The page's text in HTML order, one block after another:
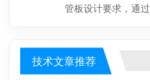
管板设计要求，通
技术文章推荐